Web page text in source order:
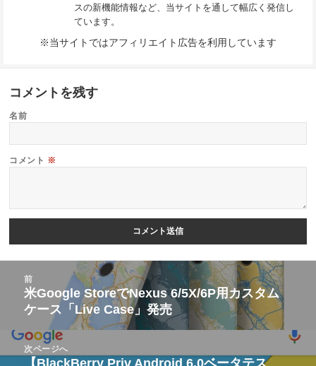
スの新機能情報など、当サイトを通して幅広く発信し
ています。
※当サイトではアフィリエイト広告を利用しています
コメントを残す
名前
コメント ※
ビ
前
前
の
投
稿:
米Google StoreでNexus 6/5X/6P用カスタム
ケース「Live Case」発売
次ページへ
【BlackBerry Priv Android 6.0ベータテス